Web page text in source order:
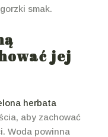
smak.
jej
herbata
aby zachować
Woda powinna